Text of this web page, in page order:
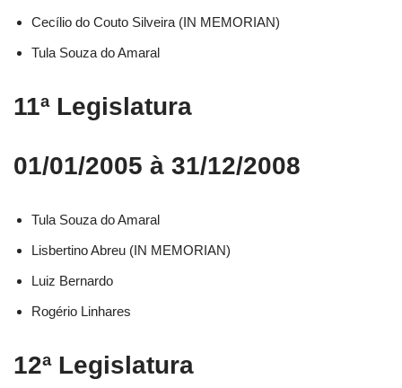
Cecílio do Couto Silveira (IN MEMORIAN)
Tula Souza do Amaral
11ª Legislatura
01/01/2005 à 31/12/2008
Tula Souza do Amaral
Lisbertino Abreu (IN MEMORIAN)
Luiz Bernardo
Rogério Linhares
12ª Legislatura